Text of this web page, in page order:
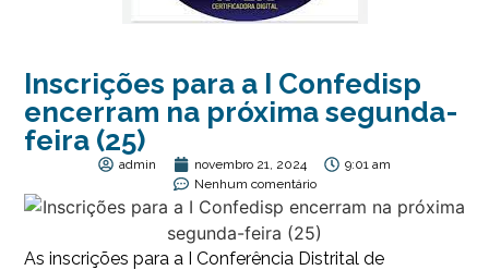
Inscrições para a I Confedisp
encerram na próxima segunda-
feira (25)
admin novembro 21, 2024
9:01 am
Nenhum comentário
As inscrições para a I Conferência Distrital de